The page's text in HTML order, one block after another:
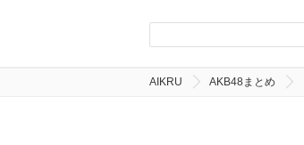
AIKRU AKB48まとめ